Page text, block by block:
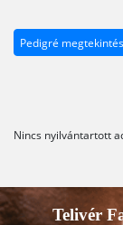
Pedigré
Nincs nyilvántartott
Telivér